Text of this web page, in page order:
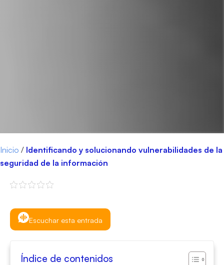
Inicio / Identificando y solucionando vulnerabilidades de la
seguridad de la información
Escuchar esta entrada
Índice de contenidos